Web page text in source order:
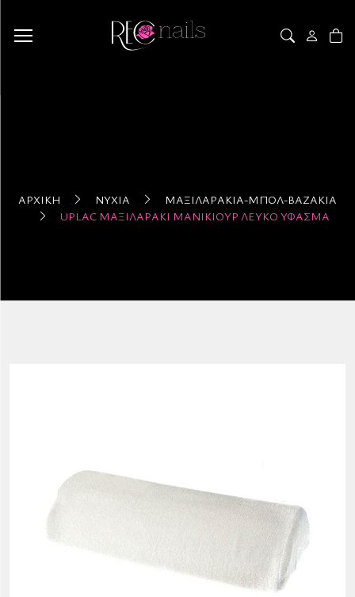
ΑΡΧΙΚΉ ΝΎΧΙΑ
ΜΑΞΙΛΑΡΆΚΙΑ-ΜΠΟΛ-ΒΆΖΑΚΙΑ
UPLAC ΜΑΞΙΛΑΡΆΚΙ ΜΑΝΙΚΙΟΎΡ ΛΕΥΚΌ ΎΦΑΣΜΑ